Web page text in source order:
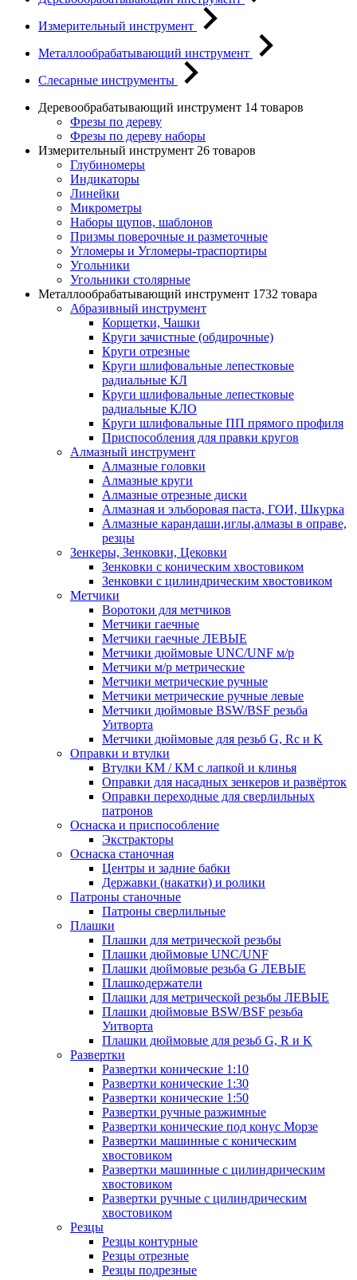
Измерительный инструмент
Металлообрабатывающий инструмент
Слесарные инструменты
Деревообрабатывающий инструмент 14 товаров
Фрезы по дереву
Фрезы по дереву наборы
Измерительный инструмент 26 товаров
Глубиномеры
Индикаторы
Линейки
Микрометры
Наборы щупов, шаблонов
Призмы поверочные и разметочные
Угломеры и Угломеры-траспортиры
Угольники
Угольники столярные
Металлообрабатывающий инструмент 1732 товара
Абразивный инструмент
Корщетки, Чашки
Круги зачистные (обдирочные)
Круги отрезные
Круги шлифовальные лепестковые
радиальные КЛ
Круги шлифовальные лепестковые
радиальные КЛО
Круги шлифовальные ПП прямого профиля
Приспособления для правки кругов
Алмазный инструмент
Алмазные головки
Алмазные круги
Алмазные отрезные диски
Алмазная и эльборовая паста, ГОИ, Шкурка
Алмазные карандаши,иглы,алмазы в оправе,
резцы
Зенкеры, Зенковки, Цековки
Зенковки с коническим хвостовиком
Зенковки с цилиндрическим хвостовиком
Метчики
Воротоки для метчиков
Метчики гаечные
Метчики гаечные ЛЕВЫЕ
Метчики дюймовые UNC/UNF м/р
Метчики м/р метрические
Метчики метрические ручные
Метчики метрические ручные левые
Метчики дюймовые BSW/BSF резьба
Уитворта
Метчики дюймовые для резьб G, Rc и K
Оправки и втулки
Втулки КМ / КМ с лапкой и клинья
Оправки для насадных зенкеров и развёрток
Оправки переходные для сверлильных
патронов
Оснаска и приспособление
Экстракторы
Оснаска станочная
Центры и задние бабки
Державки (накатки) и ролики
Патроны станочные
Патроны сверлильные
Плашки
Плашки для метрической резьбы
Плашки дюймовые UNC/UNF
Плашки дюймовые резьба G ЛЕВЫЕ
Плашкодержатели
Плашки для метрической резьбы ЛЕВЫЕ
Плашки дюймовые BSW/BSF резьба
Уитворта
Плашки дюймовые для резьб G, R и K
Развертки
Развертки конические 1:10
Развертки конические 1:30
Развертки конические 1:50
Развертки ручные разжимные
Развертки конические под конус Морзе
Развертки машинные с коническим
хвостовиком
Развертки машинные с цилиндрическим
хвостовиком
Развертки ручные с цилиндрическим
хвостовиком
Резцы
Резцы контурные
Резцы отрезные
Резцы подрезные